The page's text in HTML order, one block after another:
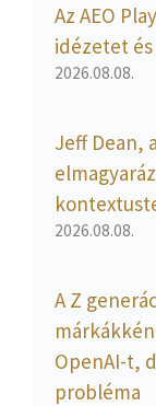
Az AEO
idézetet
2026.08.08.
Jeff Dean,
2026.08.08.
A Z
OpenAI-t,
probléma